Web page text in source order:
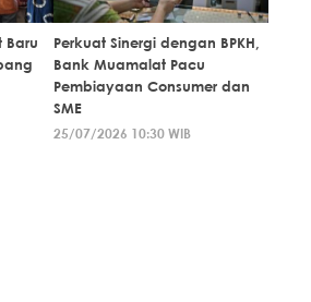
Baru
Perkuat Sinergi dengan BPKH,
Bank Muamalat Pacu
Pembiayaan Consumer dan
SME
25/07/2026 10:30 WIB